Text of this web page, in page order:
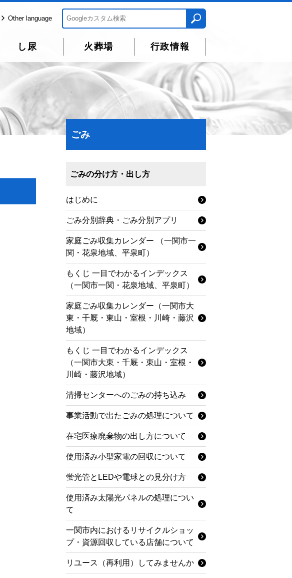
し尿 火葬場 行政情報
Other language
ごみ
ごみの分け方・出し方
はじめに
ごみ分別辞典・ごみ分別アプリ
家庭ごみ収集カレンダー （一関市一
関・花泉地域、平泉町）
もくじ 一目でわかるインデックス
（一関市一関・花泉地域、平泉町）
家庭ごみ収集カレンダー（一関市大
東・千厩・東山・室根・川崎・藤沢
地域）
もくじ 一目でわかるインデックス
（一関市大東・千厩・東山・室根・
川崎・藤沢地域）
清掃センターへのごみの持ち込み
事業活動で出たごみの処理について
在宅医療廃棄物の出し方について
使用済み小型家電の回収について
蛍光管とLEDや電球との見分け方
使用済み太陽光パネルの処理につい
て
一関市内におけるリサイクルショッ
プ・資源回収している店舗について
リユース（再利用）してみませんか